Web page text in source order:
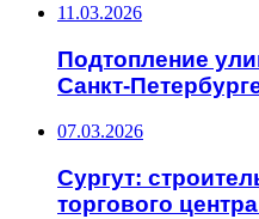
11.03.2026
Подтопление
Санкт-
07.03.2026
Сургут:
торгового